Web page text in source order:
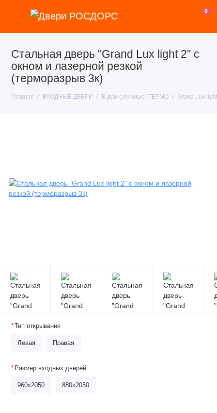
0
Стальная дверь "Grand Lux light 2" с
окном и лазерной резкой
(терморазрыв 3к)
Главная ВХОДНЫЕ ДВЕРИ В дом (уличные) ТЕРМО Grand Lux
Тип открывания
Левая Правая
Размер входных дверей
960x2050 880x2050